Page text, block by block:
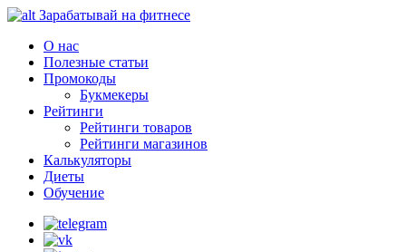
Зарабатывай на фитнесе
О нас
Полезные статьи
Промокоды
Букмекеры
Рейтинги
Рейтинги товаров
Рейтинги магазинов
Калькуляторы
Диеты
Обучение